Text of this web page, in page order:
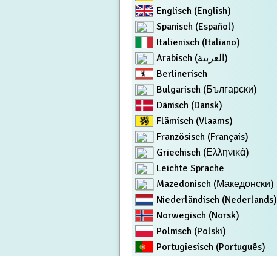
Englisch (English)
Spanisch (Español)
Italienisch (Italiano)
Arabisch (العربية)
Berlinerisch
Bulgarisch (Български)
Dänisch (Dansk)
Flämisch (Vlaams)
Französisch (Français)
Griechisch (Ελληνικά)
Leichte Sprache
Mazedonisch (Македонски)
Niederländisch (Nederlands)
Norwegisch (Norsk)
Polnisch (Polski)
Portugiesisch (Português)